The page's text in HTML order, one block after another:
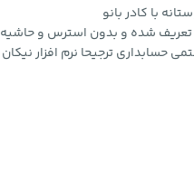
با کادر بانو
و تعریف شده و بدون استرس و حاشیه
حسابداری ترجیحا نرم افزار نیکان